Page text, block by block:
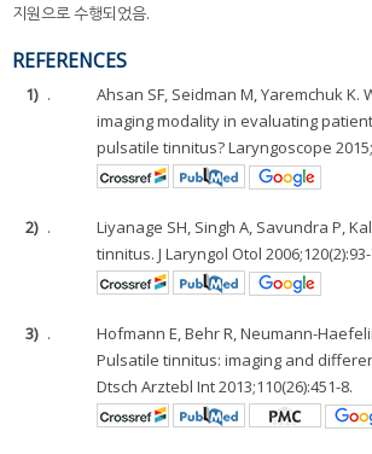
지원으로 수행되었음.
REFERENCES
1) .
Ahsan SF, Seidman M, Yaremchuk K.
imaging modality in evaluating
pulsatile tinnitus? Laryngoscope
2) .
Liyanage SH, Singh A, Savundra P,
tinnitus. J Laryngol Otol
3) .
Hofmann E, Behr R, Neumann-
Pulsatile tinnitus: imaging and
Dtsch Arztebl Int 2013;110(26):451-8.